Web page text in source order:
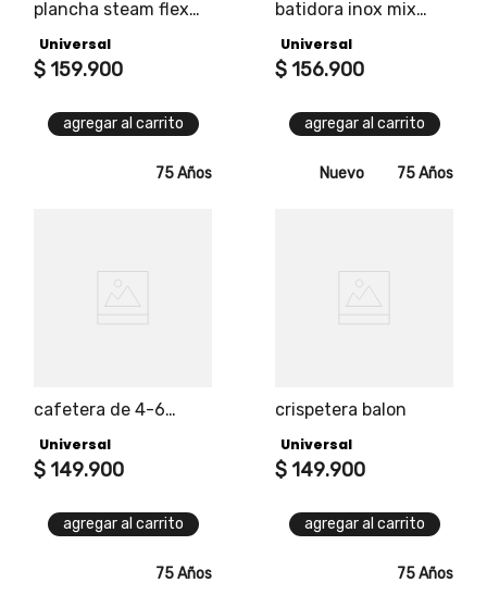
plancha steam flex
retráctil es ideal para
ayudarte a mantener
Universal
$ 159.900
agregar al carrito
batidora inox mix
Universal
$ 156.900
agregar al carrito
75 Años
cafetera de 4-6
Universal
$ 149.900
agregar al carrito
Nuevo 75 Años
crispetera balon
Universal
$ 149.900
agregar al carrito
75 Años 75 Años